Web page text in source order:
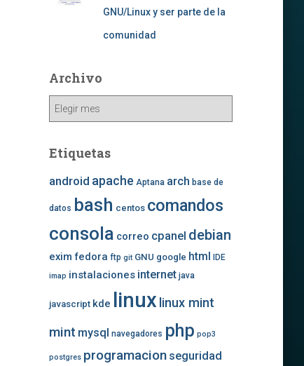
GNU/Linux y ser parte de la
comunidad
Archivo
Archivo
Etiquetas
android apache Aptana arch base de
datos bash centos comandos
consola correo cpanel debian
exim fedora ftp git GNU google html IDE
imap instalaciones internet java
javascript kde linux linux mint
mint mysql navegadores php pop3
postgres programacion seguridad